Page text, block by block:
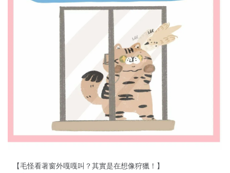
【毛怪看著窗外嘎嘎叫？其實是在想像狩獵！】